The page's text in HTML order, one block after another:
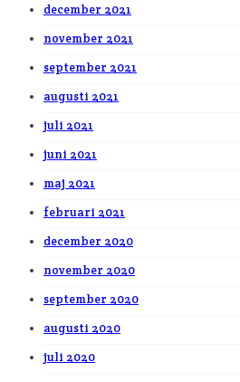
december 2021
november 2021
september 2021
augusti 2021
juli 2021
juni 2021
maj 2021
februari 2021
december 2020
november 2020
september 2020
augusti 2020
juli 2020